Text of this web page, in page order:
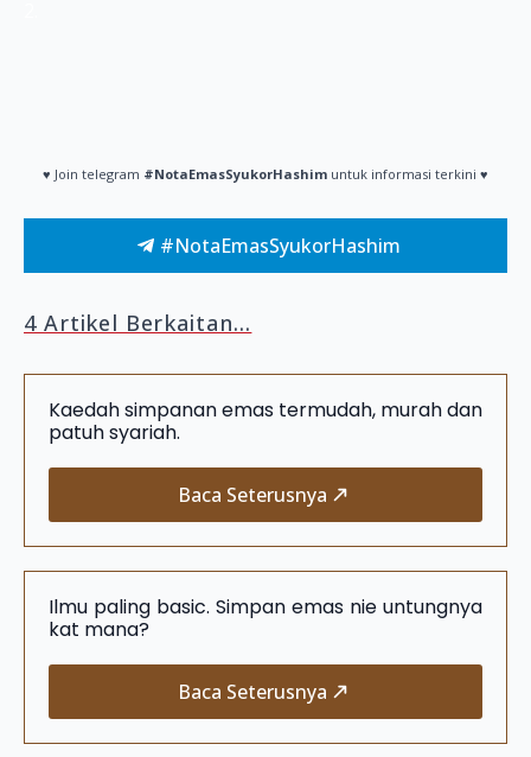
♥ Join telegram #NotaEmasSyukorHashim untuk informasi terkini ♥
#NotaEmasSyukorHashim
4 Artikel Berkaitan...
Kaedah simpanan emas termudah, murah dan
patuh syariah.
Baca Seterusnya
Ilmu paling basic. Simpan emas nie untungnya
kat mana?
Baca Seterusnya